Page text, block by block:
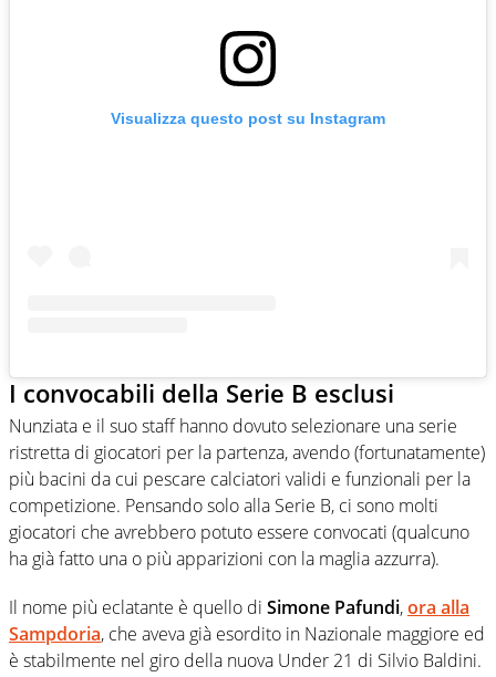
Visualizza questo post su Instagram
I convocabili della Serie B esclusi
Nunziata e il suo staff hanno dovuto selezionare una serie
ristretta di giocatori per la partenza, avendo (fortunatamente)
più bacini da cui pescare calciatori validi e funzionali per la
competizione. Pensando solo alla Serie B, ci sono molti
giocatori che avrebbero potuto essere convocati (qualcuno
ha già fatto una o più apparizioni con la maglia azzurra).
Il nome più eclatante è quello di Simone Pafundi,ora alla
Sampdoria, che aveva già esordito in Nazionale maggiore ed
è stabilmente nel giro della nuova Under 21 di Silvio Baldini.